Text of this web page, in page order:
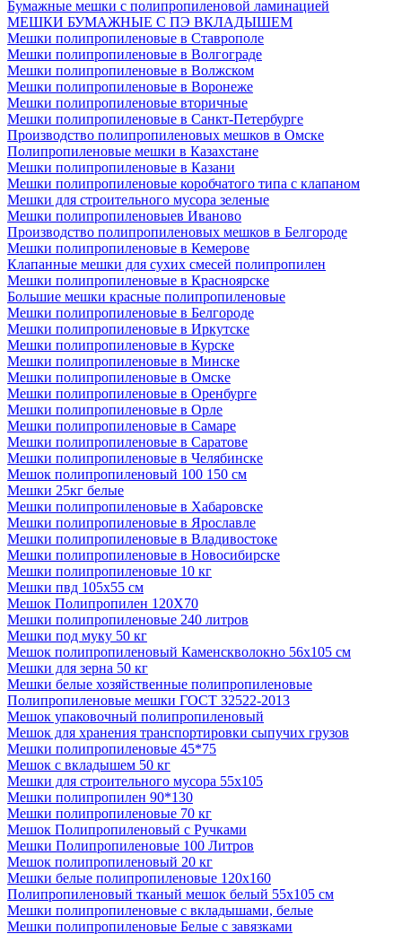
Бумажные мешки с полипропиленовой ламинацией
МЕШКИ БУМАЖНЫЕ С ПЭ ВКЛАДЫШЕМ
Мешки полипропиленовые в Ставрополе
Мешки полипропиленовые в Волгограде
Мешки полипропиленовые в Волжском
Мешки полипропиленовые в Воронеже
Мешки полипропиленовые вторичные
Мешки полипропиленовые в Санкт-Петербурге
Производство полипропиленовых мешков в Омске
Полипропиленовые мешки в Казахстане
Мешки полипропиленовые в Казани
Мешки полипропиленовые коробчатого типа с клапаном
Мешки для строительного мусора зеленые
Мешки полипропиленовыев Иваново
Производство полипропиленовых мешков в Белгороде
Мешки полипропиленовые в Кемерове
Клапанные мешки для сухих смесей полипропилен
Мешки полипропиленовые в Красноярске
Большие мешки красные полипропиленовые
Мешки полипропиленовые в Белгороде
Мешки полипропиленовые в Иркутске
Мешки полипропиленовые в Курске
Мешки полипропиленовые в Минске
Мешки полипропиленовые в Омске
Мешки полипропиленовые в Оренбурге
Мешки полипропиленовые в Орле
Мешки полипропиленовые в Самаре
Мешки полипропиленовые в Саратове
Мешки полипропиленовые в Челябинске
Мешок полипропиленовый 100 150 см
Мешки 25кг белые
Мешки полипропиленовые в Хабаровске
Мешки полипропиленовые в Ярославле
Мешки полипропиленовые в Владивостоке
Мешки полипропиленовые в Новосибирске
Мешки полипропиленовые 10 кг
Мешки пвд 105х55 см
Мешок Полипропилен 120Х70
Мешки полипропиленовые 240 литров
Мешки под муку 50 кг
Мешок полипропиленовый Каменскволокно 56х105 см
Мешки для зерна 50 кг
Мешки белые хозяйственные полипропиленовые
Полипропиленовые мешки ГОСТ 32522-2013
Мешок упаковочный полипропиленовый
Мешок для хранения транспортировки сыпучих грузов
Мешки полипропиленовые 45*75
Мешок с вкладышем 50 кг
Мешки для строительного мусора 55х105
Мешки полипропилен 90*130
Мешки полипропиленовые 70 кг
Мешок Полипропиленовый с Ручками
Мешки Полипропиленовые 100 Литров
Мешок полипропиленовый 20 кг
Мешки белые полипропиленовые 120х160
Полипропиленовый тканый мешок белый 55х105 см
Мешки полипропиленовые с вкладышами, белые
Мешки полипропиленовые Белые с завязками